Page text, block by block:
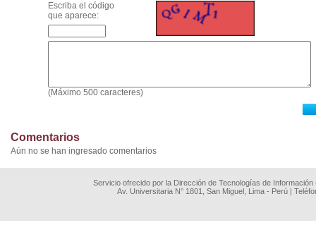
Escriba el código
que aparece:
(Máximo 500 caracteres)
Comentarios
Aún no se han ingresado comentarios
Servicio ofrecido por la Dirección de Tecnologías de
Av. Universitaria N° 1801, San Miguel, Lima - Perú |